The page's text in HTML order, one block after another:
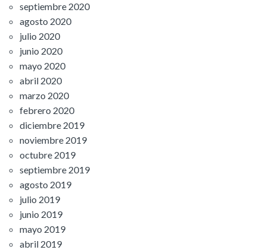
septiembre 2020
agosto 2020
julio 2020
junio 2020
mayo 2020
abril 2020
marzo 2020
febrero 2020
diciembre 2019
noviembre 2019
octubre 2019
septiembre 2019
agosto 2019
julio 2019
junio 2019
mayo 2019
abril 2019